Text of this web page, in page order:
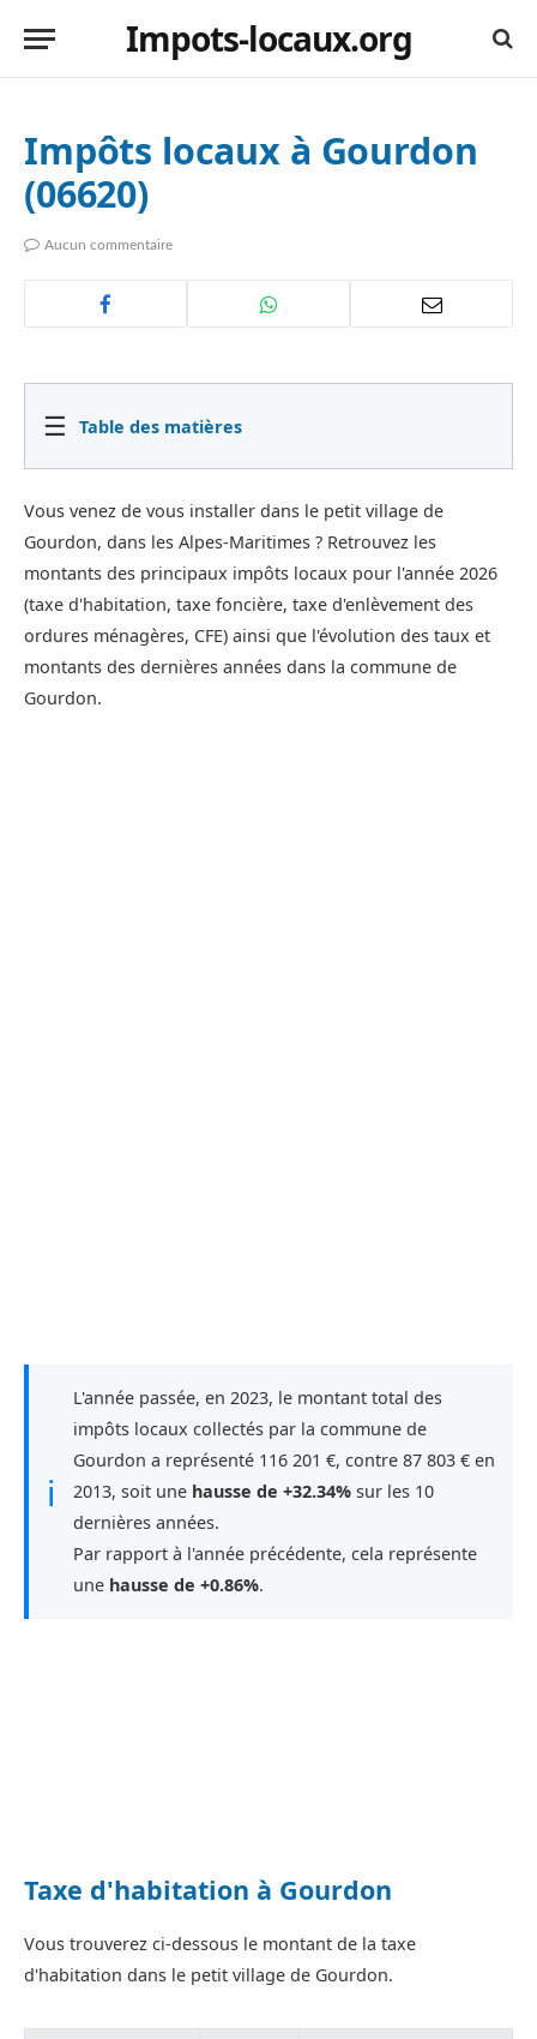
Impots-locaux.org
Impôts locaux à Gourdon
(06620)
Aucun commentaire
☰ Table des matières
Vous venez de vous installer dans le petit village de
Gourdon, dans les Alpes-Maritimes ? Retrouvez les
montants des principaux impôts locaux pour l'année 2026
(taxe d'habitation, taxe foncière, taxe d'enlèvement des
ordures ménagères, CFE) ainsi que l'évolution des taux et
montants des dernières années dans la commune de
Gourdon.
ℹ
L'année passée, en 2023, le montant total des
impôts locaux collectés par la commune de
Gourdon a représenté 116 201 €, contre 87 803 € en
2013, soit une hausse de +32.34% sur les 10
dernières années.
Par rapport à l'année précédente, cela représente
une hausse de +0.86%.
Taxe d'habitation à Gourdon
Vous trouverez ci-dessous le montant de la taxe
d'habitation dans le petit village de Gourdon.